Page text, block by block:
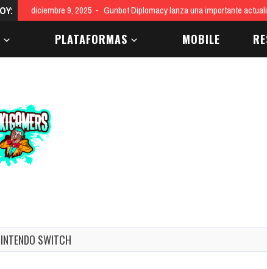
diciembre 9, 2025 Gunbot Diplomacy lanza una importante
PLATAFORMAS MOBILE
SWITCH